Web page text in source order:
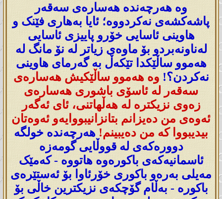
وە هەرچەندە هەسارەی سەقەر
پاشەکشەی نەکردووە؛ ئایا بەهاری فێنک و
هاوینی ئاسایی خۆرو پاییزی ئاسایی
لەناونەبردو بۆ ماوەی زیاتر لە نۆ مانگ لە
هەموو ساڵێکدا تێکەڵ بە گەرمای هاوینی
نەکردن؟! وە هەموو ساڵێکیش هەسارەی
سەقەر لە ئاسۆی باشوری هەسارەی
زەوی نزیکترە لە هەڵهاتنی، ئای ئەگەر
ئەوەی من دەیزانم بتانزانیبووایەو ئەوەتان
بیدیبووا کە من دەیبینم! هەرچەندە خولگە
دوورەکەی لە قووڵایی گومەزە
ئاسمانیەکەی باکورەوە هاتووە - کەمێک
مەیلی بەرەو باکوری خۆرئاوا بۆ ئەستێرەی
باکورە - بەڵام گۆچکەی نزیكترین خاڵی بۆ